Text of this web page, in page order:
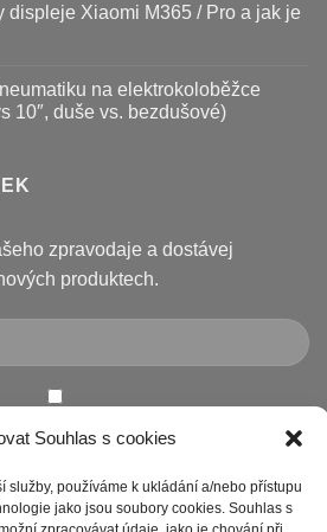
Souhlas s cookies
služby, používáme k ukládání a/nebo přístupu
jako jsou soubory cookies. Souhlas s
displeje Xiaomi M365 / Pro a jak je
na elektrokoloběžce
10″, duše vs. bezdušové)
zpravodaje a dostávej
produktech.
musíte přijmout naše